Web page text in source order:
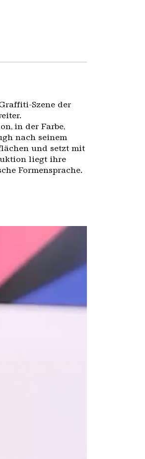
Szene der
in der Farbe,
nach seinem
und setzt mit
liegt ihre
Formensprache.